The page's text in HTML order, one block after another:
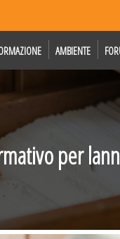
AMBIENTE
per